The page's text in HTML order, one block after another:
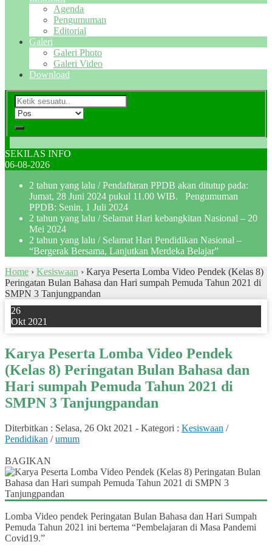
Agenda
Pengumuman
Editorial
Galeri
Galeri Photo
Galeri Video
Download
SEKILAS INFO
06-08-2026
2 tahun yang lalu / Pendaftaran PPDB akan ditutup pada:
Jumat, 28 Juni 2024 pukul 11.00 WIB. Pengumuman
PPDB: Senin, 1 Juli 2024
2 tahun yang lalu / Selamat Hari kebangkitan Nasional – 20
Mei 2024
2 tahun yang lalu / Selamat Hari Pendidikan Nasional –
“Bergerak Bersama, Lanjutkan Merdeka Belajar”
Home › Kesiswaan › Karya Peserta Lomba Video Pendek (Kelas 8)
Peringatan Bulan Bahasa dan Hari sumpah Pemuda Tahun 2021 di
SMPN 3 Tanjungpandan
26
Okt 2021
Karya Peserta Lomba Video Pendek
(Kelas 8) Peringatan Bulan Bahasa dan
Hari sumpah Pemuda Tahun 2021 di
SMPN 3 Tanjungpandan
Diterbitkan : Selasa, 26 Okt 2021 - Kategori : Kesiswaan /
Pendidikan /umum
BAGIKAN
Lomba Video pendek Peringatan Bulan Bahasa dan Hari Sumpah
Pemuda Tahun 2021 ini bertema “Pembelajaran di Masa Pandemi
Covid19.”